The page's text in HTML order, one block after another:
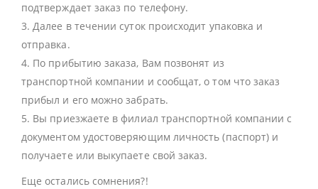
подтверждает заказ по телефону.
3. Далее в течении суток происходит упаковка и
отправка.
4. По прибытию заказа, Вам позвонят из
транспортной компании и сообщат, о том что заказ
прибыл и его можно забрать.
5. Вы приезжаете в филиал транспортной компании с
документом удостоверяющим личность (паспорт) и
получаете или выкупаете свой заказ.
Еще остались сомнения?!